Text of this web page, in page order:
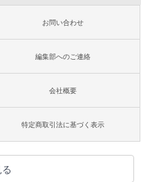
お問い合わせ
編集部へのご連絡
会社概要
特定商取引法に基づく表示